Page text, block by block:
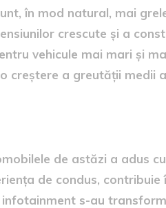
în mod natural, mai
crescute și a
vehicule mai mari și
creștere a greutății medii
de astăzi a adus
de condus,
s-au